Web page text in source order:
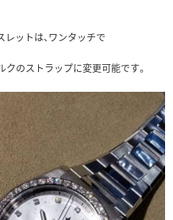
ットは、ワンタッチで
クのストラップに変更可能です。